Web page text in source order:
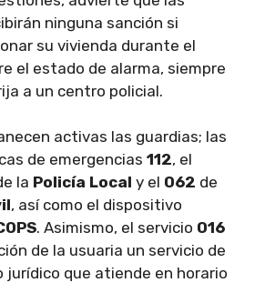
ninguna sanción si
su vivienda durante el
el estado de alarma, siempre
a un centro policial.
activas las guardias; las
de emergencias 112, el
la Policía Local y el 062 de
, así como el dispositivo
. Asimismo, el servicio 016
de la usuaria un servicio de
jurídico que atiende en horario